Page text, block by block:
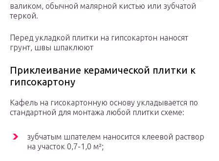
валиком, обычной малярной кистью или зубчатой
теркой.
Перед укладкой плитки на гипсокартон наносят
грунт, швы шпаклюют
Приклеивание керамической плитки к
гипсокартону
Кафель на гисокартонную основу укладывается по
стандартной для монтажа любой плитки схеме:
зубчатым шпателем наносится клеевой раствор
на участок 0,7-1,0 м²;